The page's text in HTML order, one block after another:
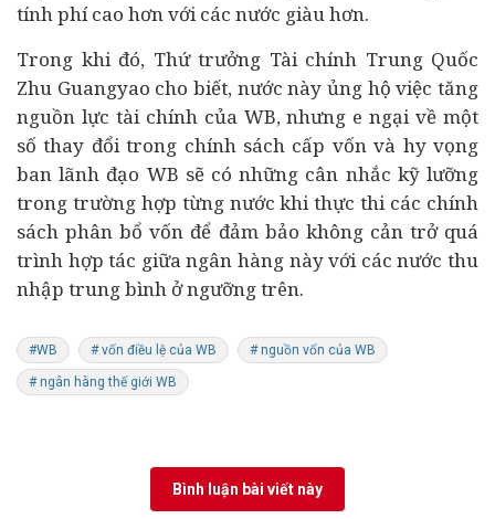
tính phí cao hơn với các nước giàu hơn.
Trong khi đó, Thứ trưởng Tài chính Trung Quốc
Zhu Guangyao cho biết, nước này ủng hộ việc tăng
nguồn lực tài chính của WB, nhưng e ngại về một
số thay đổi trong chính sách cấp vốn và hy vọng
ban lãnh đạo WB sẽ có những cân nhắc kỹ lưỡng
trong trường hợp từng nước khi thực thi các chính
sách phân bổ vốn để đảm bảo không cản trở quá
trình hợp tác giữa ngân hàng này với các nước thu
nhập trung bình ở ngưỡng trên.
#WB # vốn điều lệ của WB # nguồn vốn của WB
# ngân hàng thế giới WB
Bình luận bài viết này